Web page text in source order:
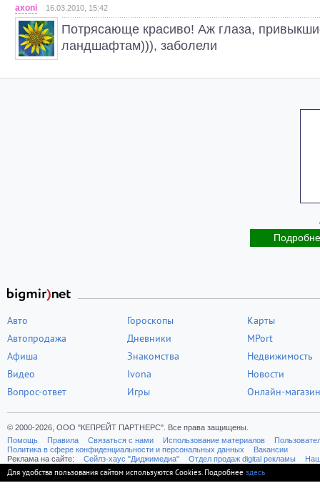
axoni 16.03.2010, 15:42
Потрясающе красиво! Аж глаза,
ландшафтам))), заболели
Авто
Автопродажа
Афиша
Видео
Вопрос-ответ
Гороскопы
Дневники
Знакомства
Ivona
Игры
Карты
MPort
Недвижимость
Новости
Онлайн-магазин
© 2000-2026, ООО "КЕПРЕЙТ ПАРТНЕРС". Все права защищены.
Помощь
Правила Связаться с нами Использование материалов
Политика в сфере конфиденциальности и персональных данных
Вакансии
Реклама на сайте:
Cейлз-хаус "Диджимедиа" Отдел продаж digital рекламы
Для удобства пользования сайтом используются Cookies. Подробнее здесь